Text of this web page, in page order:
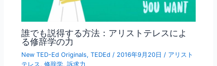
誰でも説得する方法：アリストテレスによ
る修辞学の力
New TED-Ed Originals,TEDEd / 2016年9月20日/ アリスト
テレス,修辞学,訴求力